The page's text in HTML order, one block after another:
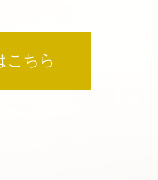
こちら